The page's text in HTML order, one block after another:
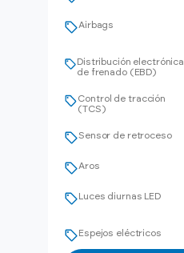
Airbags
Distribución electrónica
de frenado (EBD)
Control de tracción
(TCS)
Sensor de retroceso
Aros
Luces diurnas LED
Espejos eléctricos